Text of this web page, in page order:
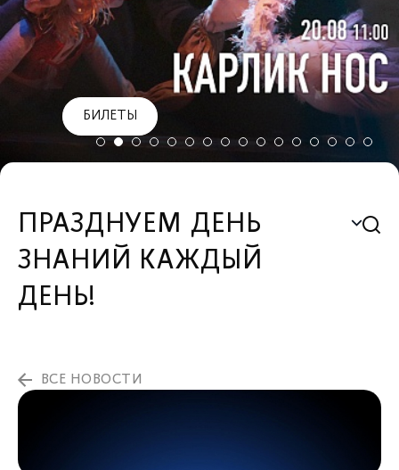
БИЛЕТЫ
ПРАЗДНУЕМ ДЕНЬ
ЗНАНИЙ КАЖДЫЙ
ДЕНЬ!
ВСЕ НОВОСТИ